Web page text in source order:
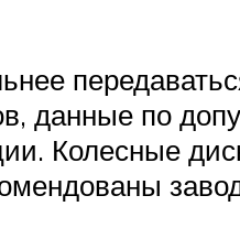
данные по
Колесные